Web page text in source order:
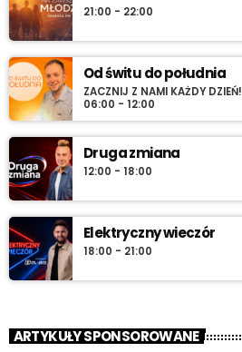
21:00 - 22:00
Od świtu do południa
ZACZNIJ Z NAMI KAŻDY DZIEŃ!
06:00 - 12:00
Druga zmiana
12:00 - 18:00
Elektryczny wieczór
18:00 - 21:00
ARTYKUŁY SPONSOROWANE